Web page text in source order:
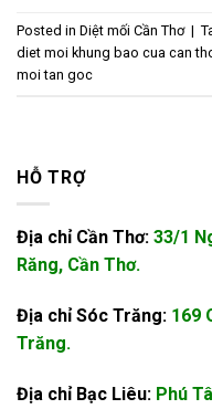
Posted in Diệt mối Cần Thơ |
diet moi khung bao cua can
moi tan goc
HỖ TRỢ
Địa chỉ Cần Thơ: 33/1
Răng, Cần Thơ.
Địa chỉ Sóc Trăng: 169
Trăng.
Địa chỉ Bạc Liêu: Phú